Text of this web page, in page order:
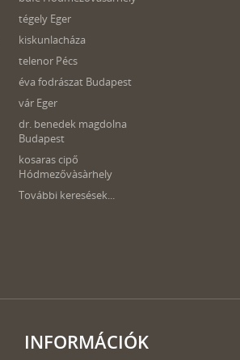
tégely Eger
kiskunlacháza
telenor Pécs
éva fodrászat Budapest
vár Eger
dr. benedek magdolna
Budapest
kosaras cipő
Hódmezővàsàrhely
További keresések...
INFORMÁCIÓK